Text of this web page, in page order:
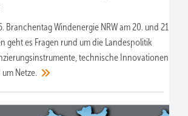
Branchentag Windenergie NRW am 20. und 21.
geht es Fragen rund um die Landespolitik
technische Innovationen
um Netze.